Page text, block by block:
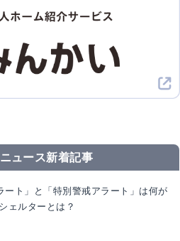
ュース新着記事
ート」と「特別警戒アラート」は何が
ェルターとは？